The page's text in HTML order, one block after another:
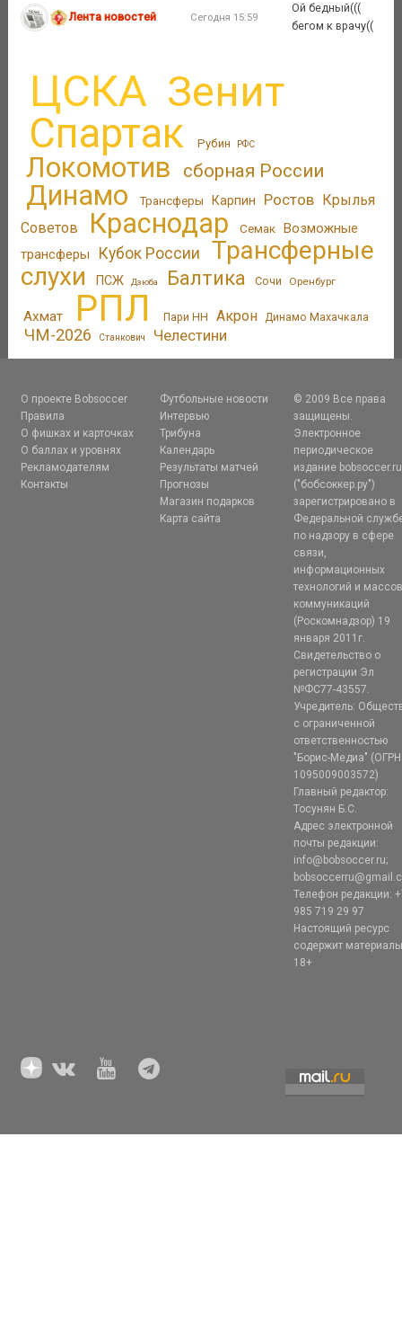
Лента новостей Сегодня 15:59
Ой бедный(((
бегом к врачу((
ЦСКА Зенит
Спартак Рубин РФС
Локомотив сборная России
Динамо Трансферы Карпин Ростов
Крылья
Советов
Краснодар Семак Возможные
трансферы
Кубок России
Трансферные
слухи
ПСЖ Дзюба Балтика Сочи Оренбург
Ахмат РПЛ Пари НН Акрон Динамо Махачкала
ЧМ-2026 Станкович Челестини
О проекте Bobsoccer
Правила
О фишках и карточках
О баллах и уровнях
Рекламодателям
Контакты
Футбольные новости
Интервью
Трибуна
Календарь
Результаты матчей
Прогнозы
Магазин подарков
Карта сайта
© 2009 Все права
защищены.
Электронное
периодическое
издание bobsoccer.ru
("бобсоккер.ру")
зарегистрировано в
Федеральной
по надзору в сфере
связи,
информационных
технологий и
коммуникаций
(Роскомнадзор) 19
января 2011г.
Свидетельство о
регистрации Эл
№ФС77-43557.
Учредитель:
с ограниченной
ответственностью
"Борис-Медиа" (ОГРН
1095009003572)
Главный редактор:
Тосунян Б.С.
Адрес электронной
почты редакции:
info@bobsoccer.ru;
Телефон редакции:
985 719 29 97
Настоящий ресурс
содержит
18+